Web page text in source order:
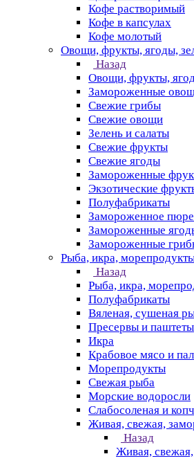
Кофе растворимый
Кофе в капсулах
Кофе молотый
Овощи, фрукты, ягоды,
Назад
Овощи, фрукты,
Замороженные
Свежие грибы
Свежие овощи
Зелень и салаты
Свежие фрукты
Свежие ягоды
Замороженные
Экзотические
Полуфабрикаты
Замороженное
Замороженные
Замороженные
Рыба, икра,
Назад
Рыба, икра,
Полуфабрикаты
Вяленая, сушеная
Пресервы и паштеты
Икра
Крабовое мясо и
Морепродукты
Свежая рыба
Морские водоросли
Слабосоленая и
Живая, свежая,
Назад
Живая,